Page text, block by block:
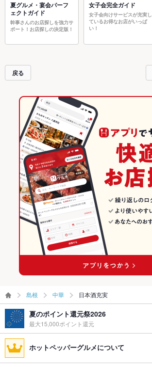
夏グルメ・宴会パーフ
ェクトガイド
幹事さんのお店探しを強力サ
ポート！お店探しの決定版！
女子会完全ガイド
女子会向けサービスが充実し
ているお得なお店がいっぱ
い！
戻る
島根 中華 日本酒充実
夏のポイント還元祭2026
最大15,000ポイント還元
ホットペッパーグルメについて